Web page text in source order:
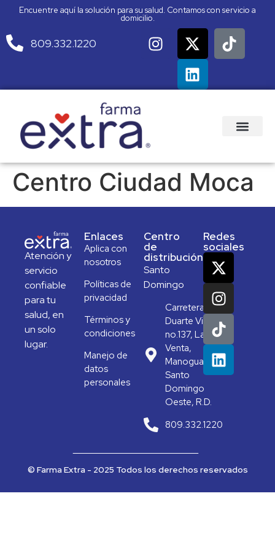
Encuentre aquí la solución para su salud. Contamos con servicio a
domicilio.
809.332.1220
Centro Ciudad Moca
Atención y
servicio
confiable
para tu
salud, en
un solo
lugar.
Enlaces
Aplica con
nosotros
Políticas de
privacidad
Términos y
condiciones
Manejo de
datos
personales
Centro
de
distribución
Santo
Domingo
Carretera
Duarte Vieja
no.137, La
Venta,
Manoguayabo,
Santo
Domingo
Oeste, R.D.
809.332.1220
Redes
sociales
© Farma Extra - 2025 Todos los derechos reservados